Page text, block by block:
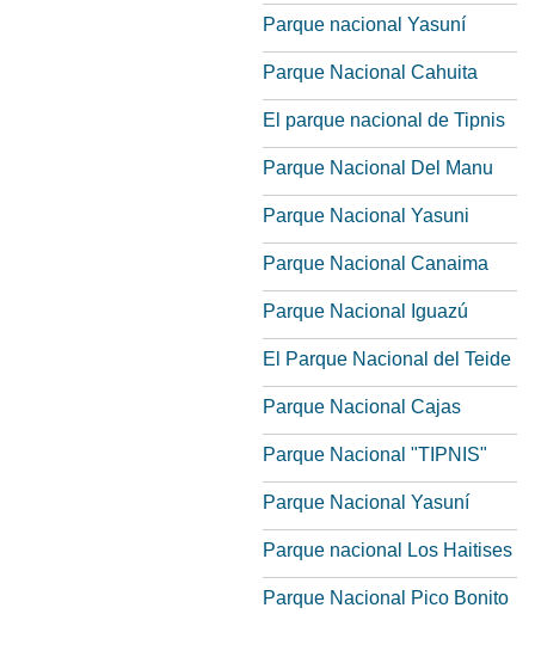
Parque nacional Yasuní
Parque Nacional Cahuita
El parque nacional de Tipnis
Parque Nacional Del Manu
Parque Nacional Yasuni
Parque Nacional Canaima
Parque Nacional Iguazú
El Parque Nacional del Teide
Parque Nacional Cajas
Parque Nacional "TIPNIS"
Parque Nacional Yasuní
Parque nacional Los Haitises
Parque Nacional Pico Bonito